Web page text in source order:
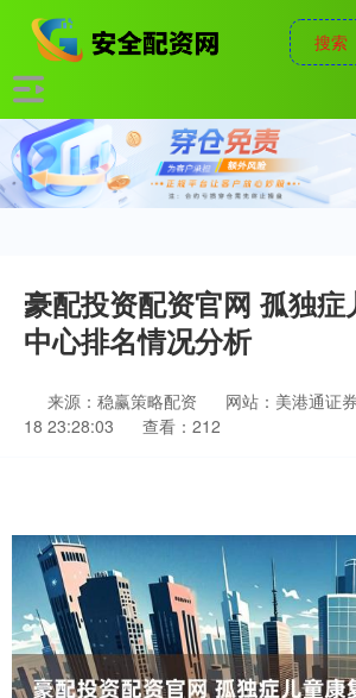
豪配投资配资官网 孤独
中心排名情况分析
来源：稳赢策略配资 网站：美港通证券
18 23:28:03
查看：212